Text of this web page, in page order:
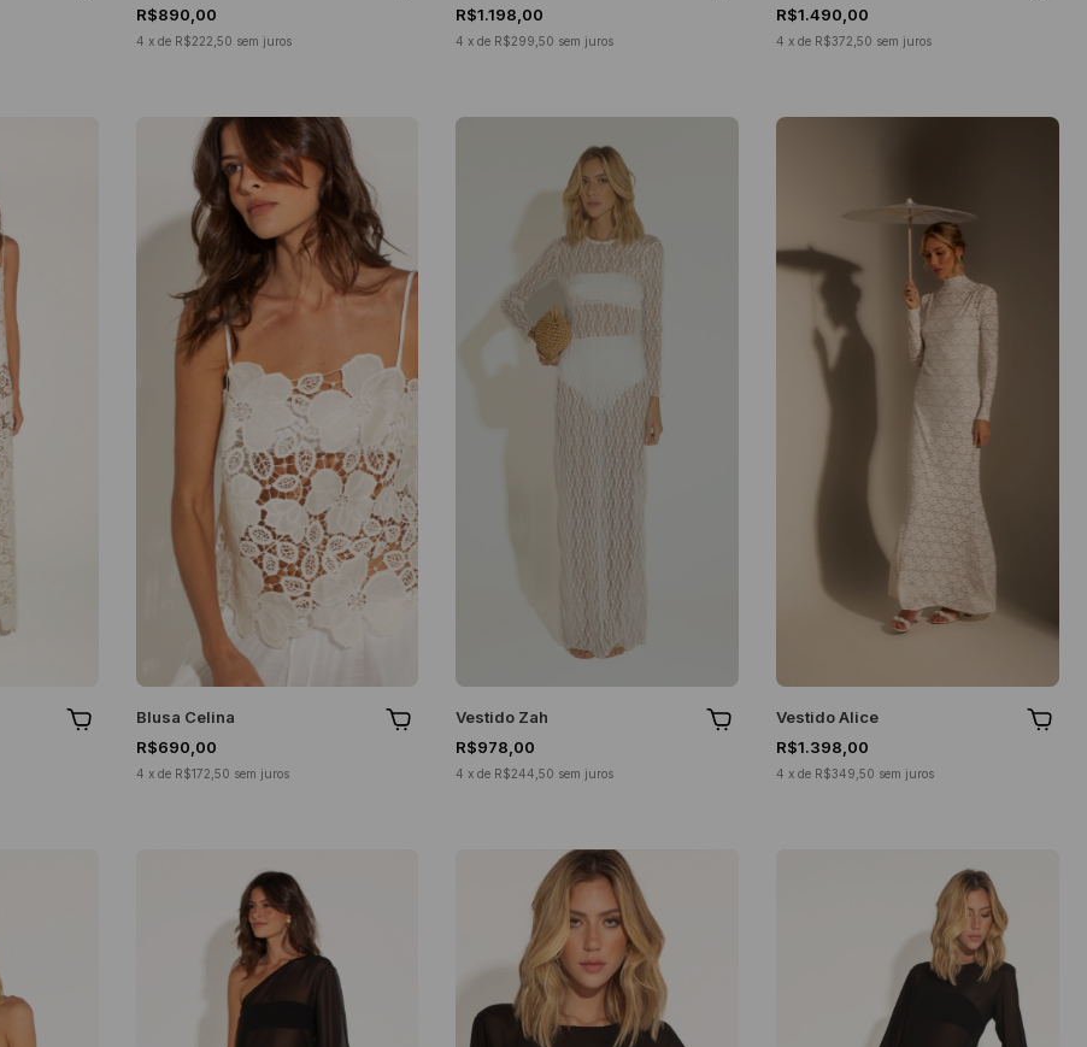
R$890,00
4 x de R$222,50 sem juros
R$1.198,00
4 xde R$299,50 sem juros
R$1.490,00
4 xde R$372,50 sem juros
Blusa Celina
R$690,00
4 x de R$172,50 sem juros
Vestido Zah
R$978,00
4 xde R$244,50 sem juros
Vestido Alice
R$1.398,00
4 xde R$349,50 sem juros